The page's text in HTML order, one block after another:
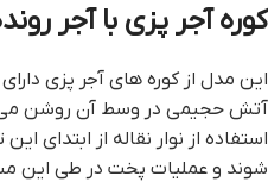
کوره آجر پزی با آجر
این مدل از کوره های آجر پزی
آتش حجیمی در وسط آن روشن می
استفاده از نوار نقاله از ابتدای
شوند و عملیات پخت در طی این